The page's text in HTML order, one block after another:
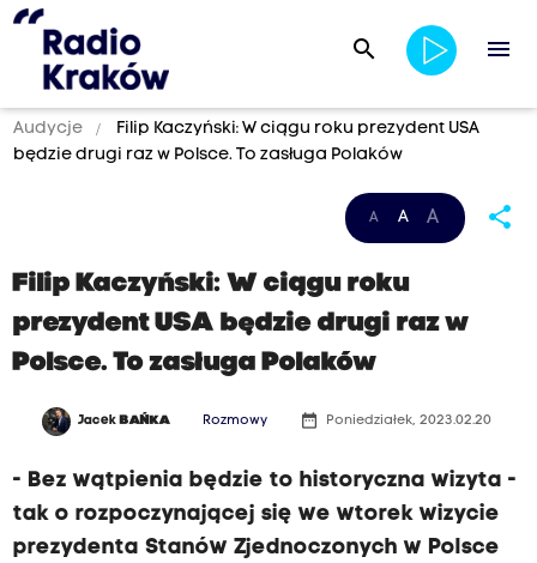
search menu
Audycje
Filip Kaczyński: W ciągu roku prezydent USA
będzie drugi raz w Polsce. To zasługa Polaków
A A A share
Filip Kaczyński: W ciągu roku
prezydent USA będzie drugi raz w
Polsce. To zasługa Polaków
Jacek BAŃKA Rozmowy date_range Poniedziałek, 2023.02.20
- Bez wątpienia będzie to historyczna wizyta -
tak o rozpoczynającej się we wtorek wizycie
prezydenta Stanów Zjednoczonych w Polsce